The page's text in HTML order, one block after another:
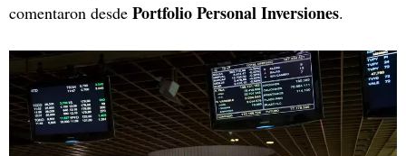
comentaron desde Portfolio Personal Inversiones.